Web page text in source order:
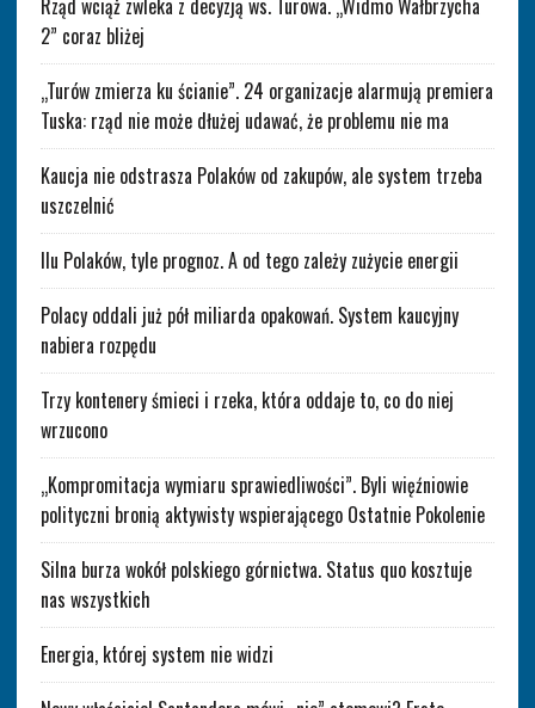
Rząd wciąż zwleka z decyzją ws. Turowa. „Widmo Wałbrzycha
2” coraz bliżej
„Turów zmierza ku ścianie”. 24 organizacje alarmują premiera
Tuska: rząd nie może dłużej udawać, że problemu nie ma
Kaucja nie odstrasza Polaków od zakupów, ale system trzeba
uszczelnić
Ilu Polaków, tyle prognoz. A od tego zależy zużycie energii
Polacy oddali już pół miliarda opakowań. System kaucyjny
nabiera rozpędu
Trzy kontenery śmieci i rzeka, która oddaje to, co do niej
wrzucono
„Kompromitacja wymiaru sprawiedliwości”. Byli więźniowie
polityczni bronią aktywisty wspierającego Ostatnie Pokolenie
Silna burza wokół polskiego górnictwa. Status quo kosztuje
nas wszystkich
Energia, której system nie widzi